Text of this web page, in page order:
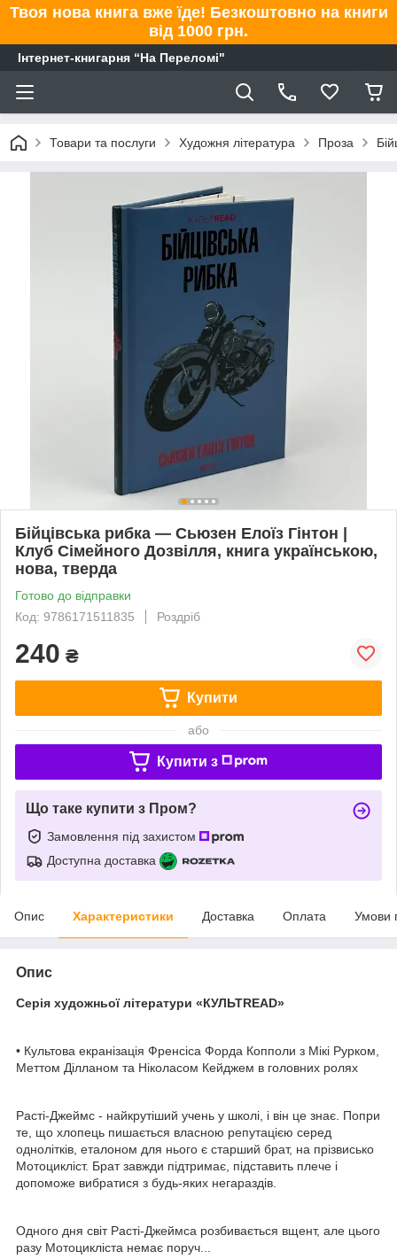
Твоя нова книга вже їде! Безкоштовно на книги
від 1000 грн.
Інтернет-книгарня “На Переломі"
Товари та послуги Художня література Проза
Бійцівська рибка — Сьюзен Елоїз Гінтон |
Клуб Сімейного Дозвілля, книга українською,
нова, тверда
Готово до відправки
Код: 9786171511835
Роздріб
240 ₴
Купити
або
Купити з
Що таке купити з Пром?
Замовлення під захистом
Доступна доставка
Опис Характеристики Доставка Оплата Умови
Опис
Серія художньої літератури «КУЛЬТREAD»
• Культова екранізація Френсіса Форда Копполи з Мікі Рурком,
Меттом Ділланом та Ніколасом Кейджем в головних ролях
Расті-Джеймс - найкрутіший учень у школі, і він це знає. Попри
те, що хлопець пишається власною репутацією серед
однолітків, еталоном для нього є старший брат, на прізвисько
Мотоцикліст. Брат завжди підтримає, підставить плече і
допоможе вибратися з будь-яких негараздів.
Одного дня світ Расті-Джеймса розбивається вщент, але цього
разу Мотоцикліста немає поруч...